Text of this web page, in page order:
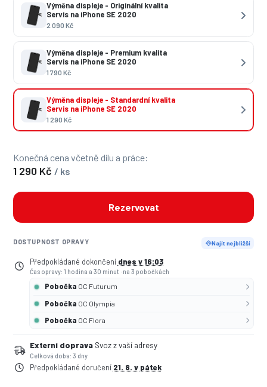
Výměna displeje - Originální kvalita
Servis na iPhone SE 2020
2 090 Kč
Výměna displeje - Premium kvalita
Servis na iPhone SE 2020
1 790 Kč
Výměna displeje - Standardní kvalita
Servis na iPhone SE 2020
1 290 Kč
Konečná cena včetně dílu a práce:
1 290 Kč / ks
Rezervovat
DOSTUPNOST OPRAVY Najít nejbližší
Předpokládané dokončení dnes v 16:03
Čas opravy: 1 hodina a 30 minut · na 3 pobočkách
Pobočka OC Futurum
Pobočka OC Olympia
Pobočka OC Flora
Externí doprava Svoz z vaší adresy
Celková doba: 3 dny
Předpokládané doručení 21. 8. v pátek